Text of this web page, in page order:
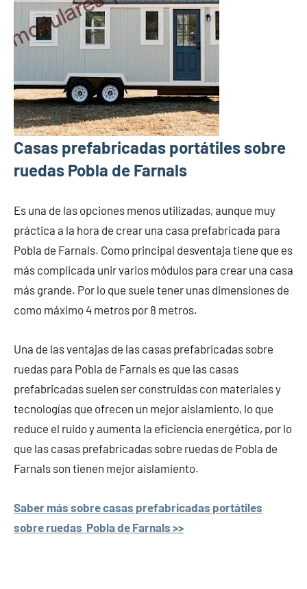
Casas prefabricadas portátiles sobre
ruedas Pobla de Farnals
Es una de las opciones menos utilizadas, aunque muy
práctica a la hora de crear una casa prefabricada para
Pobla de Farnals. Como principal desventaja tiene que es
más complicada unir varios módulos para crear una casa
más grande. Por lo que suele tener unas dimensiones de
como máximo 4 metros por 8 metros.
Una de las ventajas de las casas prefabricadas sobre
ruedas para Pobla de Farnals es que las casas
prefabricadas suelen ser construidas con materiales y
tecnologías que ofrecen un mejor aislamiento, lo que
reduce el ruido y aumenta la eficiencia energética, por lo
que las casas prefabricadas sobre ruedas de Pobla de
Farnals son tienen mejor aislamiento.
Saber más sobre casas prefabricadas portátiles
sobre ruedas Pobla de Farnals >>